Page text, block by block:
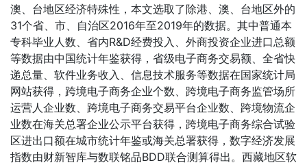
澳、台地区经济特殊性，本文选取了除港、澳、台地区外的
31个省、市、自治区2016年至2019年的数据。其中普通本
专科毕业人数、省内R&D经费投入、外商投资企业进口总额
等数据由中国统计年鉴获得，省级电子商务交易额、全省快
递总量、软件业务收入、信息技术服务等数据在国家统计局
网站获得，跨境电子商务企业个数、跨境电子商务监管场所
运营人企业数、跨境电子商务交易平台企业数、跨境物流企
业数在海关总署企业公示平台获得，跨境电子商务综合试验
区进出口额在城市统计年鉴或海关总署获得，数字经济发展
指数由财新智库与数联铭品BDD联合测算得出。西藏地区软